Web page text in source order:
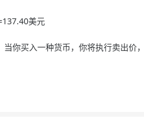
美元
买入一种货币，你将执行卖出价